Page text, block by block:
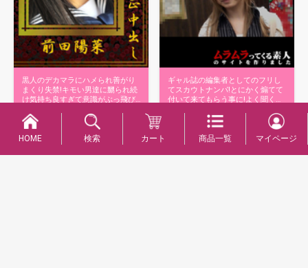
黒人のデカマラにハメられ善がり
まくり失禁!キモい男達に嬲られ続
け気持ち良すぎて意識がぶっ飛び
商品詳細へ
ギャル誌の編集者としてのフリし
てスカウトナンパ!とにかく煽てて
付いて来てもらう事に!よく聞く定
商品詳細へ
HOME 検索 カート 商品一覧 マイページ